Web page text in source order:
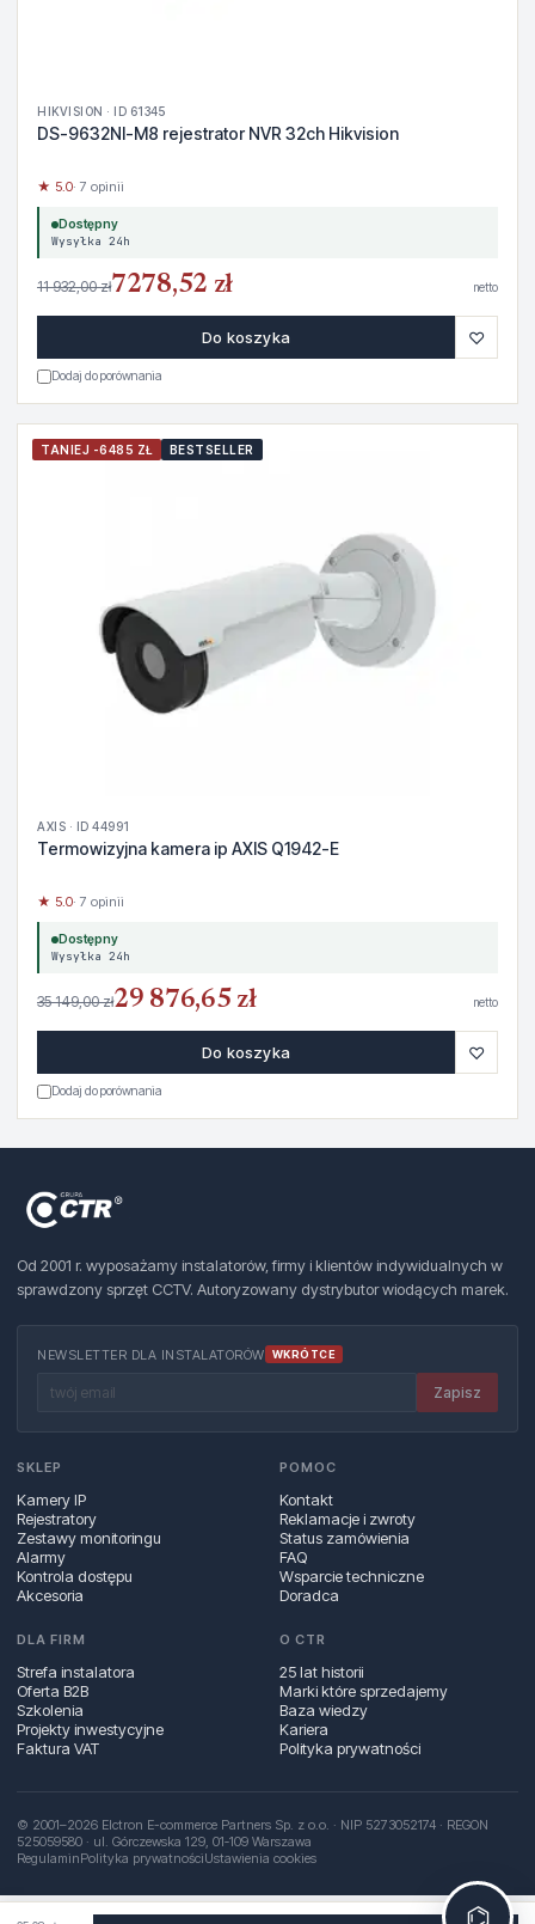
HIKVISION · ID 61345
DS-9632NI-M8 rejestrator NVR 32ch Hikvision
★ 5.0· 7 opinii
Dostępny
Wysyłka 24h
11 932,00 zł7278,52 zł netto
Do koszyka ♡
Dodaj do porównania
TANIEJ -6485 ZŁ BESTSELLER
AXIS · ID 44991
Termowizyjna kamera ip AXIS Q1942-E
★ 5.0· 7 opinii
Dostępny
Wysyłka 24h
35 149,00 zł29 876,65 zł netto
Do koszyka ♡
Dodaj do porównania
Od 2001 r. wyposażamy instalatorów, firmy i klientów indywidualnych w
sprawdzony sprzęt CCTV. Autoryzowany dystrybutor wiodących marek.
NEWSLETTER DLA INSTALATORÓW WKRÓTCE
Zapisz
SKLEP
Kamery IP
Rejestratory
Zestawy monitoringu
Alarmy
Kontrola dostępu
Akcesoria
POMOC
Kontakt
Reklamacje i zwroty
Status zamówienia
FAQ
Wsparcie techniczne
Doradca
DLA FIRM
Strefa instalatora
Oferta B2B
Szkolenia
Projekty inwestycyjne
Faktura VAT
O CTR
25 lat historii
Marki które sprzedajemy
Baza wiedzy
Kariera
Polityka prywatności
© 2001–2026 Elctron E-commerce Partners Sp. z o.o. · NIP 5273052174 · REGON
525059580 · ul. Górczewska 129, 01‑109 Warszawa
RegulaminPolityka prywatnościUstawienia cookies
⌬